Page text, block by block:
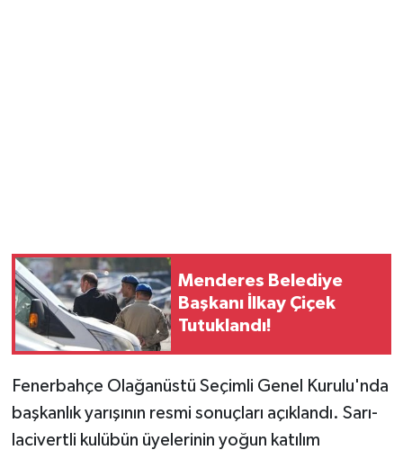
Menderes Belediye
Başkanı İlkay Çiçek
Tutuklandı!
Fenerbahçe Olağanüstü Seçimli Genel Kurulu'nda
başkanlık yarışının resmi sonuçları açıklandı. Sarı-
lacivertli kulübün üyelerinin yoğun katılım
Siyaset
Sokak Hayvanlarını Sahiplendirme
Sonsöz Özel
Spor